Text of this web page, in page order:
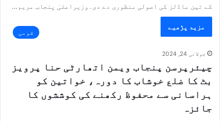
کے تین ماڈلز کی اصولی منظوری دے دی۔وزیراعلیٰ پنجاب مریم…
مزید پڑھیے
قومی
جولائی 24, 2024
چیئرپرسن پنجاب ویمن اتھارٹی حنا پرویز
بٹ کا ضلع خوشاب کا دورہ، خواتین کو
ہراسانی سے محفوظ رکھنے کی کوششوں کا
جائزہ